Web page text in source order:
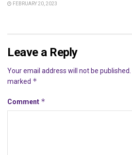
FEBRUARY 20, 2023
Leave a Reply
Your email address will not be published.
marked *
Comment *